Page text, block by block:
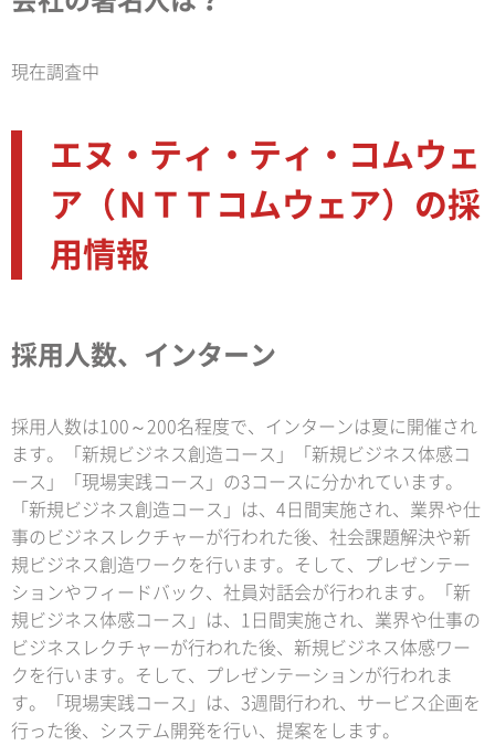
現在調査中
エヌ・ティ・ティ・コムウェ
ア（ＮＴＴコムウェア）の採
用情報
採用人数、インターン
採用人数は100～200名程度で、インターンは夏に開催され
ます。「新規ビジネス創造コース」「新規ビジネス体感コ
ース」「現場実践コース」の3コースに分かれています。
「新規ビジネス創造コース」は、4日間実施され、業界や仕
事のビジネスレクチャーが行われた後、社会課題解決や新
規ビジネス創造ワークを行います。そして、プレゼンテー
ションやフィードバック、社員対話会が行われます。「新
規ビジネス体感コース」は、1日間実施され、業界や仕事の
ビジネスレクチャーが行われた後、新規ビジネス体感ワー
クを行います。そして、プレゼンテーションが行われま
す。「現場実践コース」は、3週間行われ、サービス企画を
行った後、システム開発を行い、提案をします。